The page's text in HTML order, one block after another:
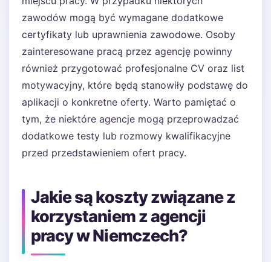
zawodów mogą być wymagane dodatkowe
certyfikaty lub uprawnienia zawodowe. Osoby
zainteresowane pracą przez agencję powinny
również przygotować profesjonalne CV oraz list
motywacyjny, które będą stanowiły podstawę do
aplikacji o konkretne oferty. Warto pamiętać o
tym, że niektóre agencje mogą przeprowadzać
dodatkowe testy lub rozmowy kwalifikacyjne
przed przedstawieniem ofert pracy.
Jakie są koszty związane z
korzystaniem z agencji
pracy w Niemczech?